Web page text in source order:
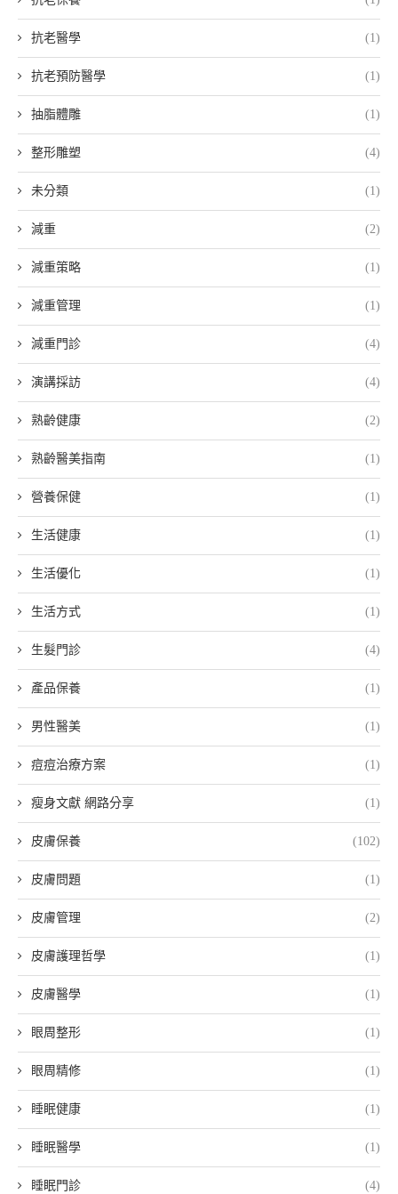
抗老醫學 (1)
抗老預防醫學 (1)
抽脂體雕 (1)
整形雕塑 (4)
未分類 (1)
減重 (2)
減重策略 (1)
減重管理 (1)
減重門診 (4)
演講採訪 (4)
熟齡健康 (2)
熟齡醫美指南 (1)
營養保健 (1)
生活健康 (1)
生活優化 (1)
生活方式 (1)
生髮門診 (4)
產品保養 (1)
男性醫美 (1)
痘痘治療方案 (1)
瘦身文獻 網路分享 (1)
皮膚保養 (102)
皮膚問題 (1)
皮膚管理 (2)
皮膚護理哲學 (1)
皮膚醫學 (1)
眼周整形 (1)
眼周精修 (1)
睡眠健康 (1)
睡眠醫學 (1)
睡眠門診 (4)